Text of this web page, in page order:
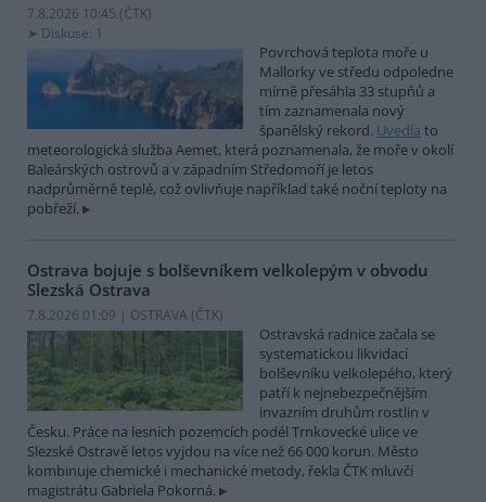
7.8.2026 10:45 (ČTK)
Diskuse: 1
Povrchová teplota moře u
Mallorky ve středu odpoledne
mírně přesáhla 33 stupňů a
tím zaznamenala nový
španělský rekord. Uvedla to
meteorologická služba Aemet, která poznamenala, že moře v okolí
Baleárských ostrovů a v západním Středomoří je letos
nadprůměrně teplé, což ovlivňuje například také noční teploty na
pobřeží.
Ostrava bojuje s bolševníkem velkolepým v obvodu
Slezská Ostrava
7.8.2026 01:09 | OSTRAVA (ČTK)
Ostravská radnice začala se
systematickou likvidací
bolševníku velkolepého, který
patří k nejnebezpečnějším
invazním druhům rostlin v
Česku. Práce na lesních pozemcích podél Trnkovecké ulice ve
Slezské Ostravě letos vyjdou na více než 66 000 korun. Město
kombinuje chemické i mechanické metody, řekla ČTK mluvčí
magistrátu Gabriela Pokorná.